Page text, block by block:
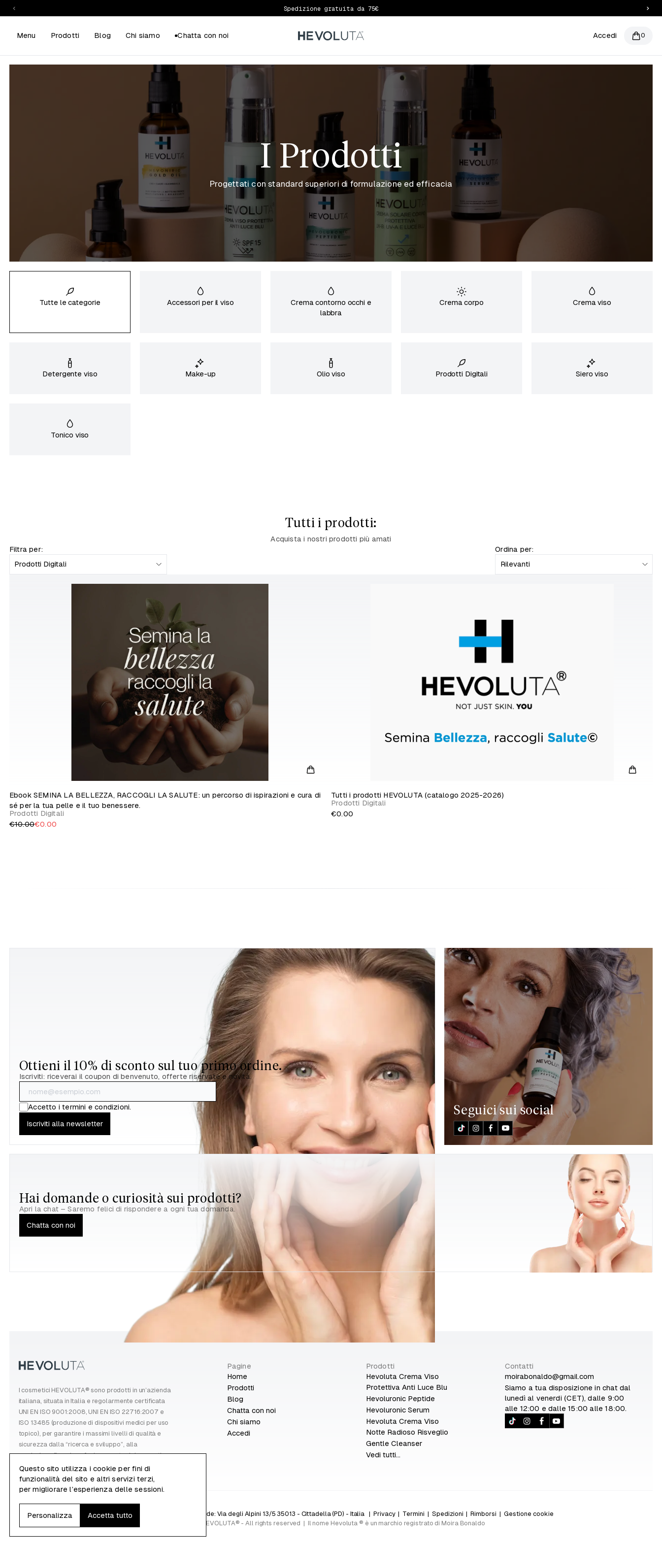
Questo sito utilizza i cookie per fini di
funzionalità del sito e altri servizi terzi,
per migliorare l’esperienza delle sessioni.
Personalizza Accetta tutto
Iscriviti per avere il 10% di sconto primo ordine
Menu Prodotti Blog Chi siamo Chatta con noi Accedi 0
I Prodotti
Progettati con standard superiori di formulazione ed efficacia
Tutte le categorie Accessori per il viso
Crema contorno occhi e
labbra
Crema corpo Crema viso
Detergente viso Make-up Olio viso Prodotti Digitali Siero viso
Tonico viso
Tutti i prodotti:
Acquista i nostri prodotti più amati
Filtra per:
Prodotti Digitali
Ordina per:
Rilevanti
Ebook SEMINA LA BELLEZZA, RACCOGLI LA SALUTE: un percorso di ispirazioni e cura di
sé per la tua pelle e il tuo benessere.
Prodotti Digitali
€10.00€0.00
Tutti i prodotti HEVOLUTA (catalogo 2025-2026)
Prodotti Digitali
€0.00
Ottieni il 10% di sconto sul tuo primo ordine.
Iscriviti: riceverai il coupon di benvenuto, offerte riservate e novità.
Accetto itermini e condizioni.
Iscriviti alla newsletter
Seguici sui social
Hai domande o curiosità sui prodotti?
Apri la chat – Saremo felici di rispondere a ogni tua domanda.
Chatta con noi
I cosmetici HEVOLUTA® sono prodotti in un’azienda
italiana, situata in Italia e regolarmente certificata
UNI EN ISO 9001:2008, UNI EN ISO 22716:2007 e
ISO 13485 (produzione di dispositivi medici per uso
topico), per garantire i massimi livelli di qualità e
sicurezza dalla “ricerca e sviluppo”, alla
produzione fino al confezionamento del cosmetico.
Pagine
Home
Prodotti
Blog
Chatta con noi
Chi siamo
Accedi
Prodotti
Hevoluta Crema Viso
Protettiva Anti Luce Blu
Hevoluronic Peptide
Hevoluronic Serum
Hevoluta Crema Viso
Notte Radioso Risveglio
Gentle Cleanser
Vedi tutti...
Contatti
moirabonaldo@gmail.com
Siamo a tua disposizione in chat dal
lunedì al venerdi (CET), dalle 9:00
alle 12:00 e dalle 15:00 alle 18:00.
P.Iva e C.F.: 05063580285 | Sede: Via degli Alpini 13/5 35013 - Cittadella (PD) - Italia | Privacy| Termini | Spedizioni |Rimborsi | Gestione cookie
© 2023 HEVOLUTA® - All rights reserved | Il nome Hevoluta ® è un marchio registrato di Moira Bonaldo